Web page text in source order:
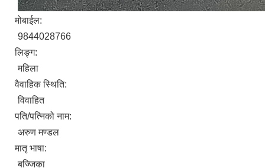
मोबाईल:
9844028766
लिङ्ग:
महिला
वैवाहिक स्थिति:
विवाहित
पति/पत्निको नाम:
अरुण मण्डल
मातृ भाषा:
बज्जिका